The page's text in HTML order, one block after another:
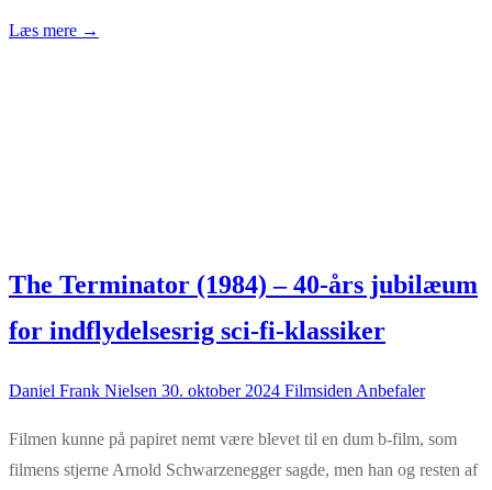
Læs mere →
The Terminator (1984) – 40-års jubilæum
for indflydelsesrig sci-fi-klassiker
Daniel Frank Nielsen 30. oktober 2024 Filmsiden Anbefaler
Filmen kunne på papiret nemt være blevet til en dum b-film, som
filmens stjerne Arnold Schwarzenegger sagde, men han og resten af